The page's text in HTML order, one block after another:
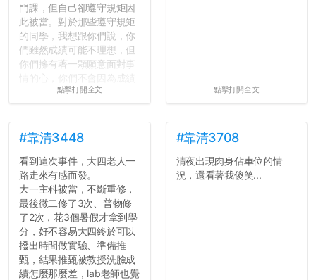
門課，但自己卻遵守規矩因
此被當。對於那些遵守規矩
的同學，我想跟你們說，你
們雖然成績可能不理想，但
你們擁有著一顆願意面對事
壓力而選擇逃避(作弊)，在
績無法體現你們的努力，但
往後你們正直的態度一定會
讓你們在社會上適應得更
好。最後，那些作弊的同
學，你們要瞭解到作弊對你
們而言是沒有任何好處的，
大學是你們唯一可以勇敢認
錯但不需要付出太大代價的
地方，你們在這時候如果不
會學會...
點擊打開全文 點擊打開全文
#靠清3448
看到這次事件，大四老人一
路走來有感而發。
大一主科被當，不斷重修，
最後微二修了3次、普物修
了2次，花3個暑假才拿到學
分，好不容易大四終於可以
撥出時間做實驗、準備推
甄，結果推甄被教授洗臉成
績怎麼那麼差，lab老師也覺
#靠清3708
清夜出現肉身佔車位的情
況，還看著我傻笑...